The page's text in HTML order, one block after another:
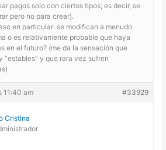
pagos solo con ciertos tipos; es decir, se
pero no para crear).
en particular: se modifican a menudo
o es relativamente probable que haya
en el futuro? (me da la sensación que
“estables” y que rara vez sufren
11:40 am #33929
Cristina